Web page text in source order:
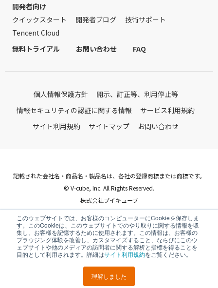
このウェブサイトでは、お客様のコンピューターにCookieを保存しま
す。このCookieは、このウェブサイトでのやり取りに関する情報を収
集し、お客様を記憶するために使用されます。この情報は、お客様の
ブラウジング体験を改善し、カスタマイズすること、ならびにこのウ
ェブサイトや他のメディアの訪問者に関する解析と指標を得ることを
目的として利用されます。詳細はサイト利用規約をご覧ください。
理解しました
開発者向け
クイックスタート
開発者ブログ
技術サポート
Tencent Cloud
無料トライアル
お問い合わせ FAQ
個人情報保護方針
開示、訂正等、利用停止等
情報セキュリティの認証に関する情報
サービス利用規約
サイト利用規約
サイトマップ お問い合わせ
記載された会社名・商品名・製品名は、各社の登録商標または商標です。
© V-cube, Inc. All Rights Reserved.
株式会社ブイキューブ
Follow Us